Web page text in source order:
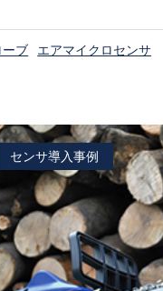
ーブ エアマイクロセンサ
センサ導入事例